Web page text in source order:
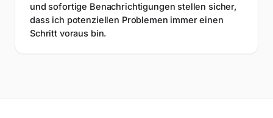
und sofortige Benachrichtigungen stellen sicher,
dass ich potenziellen Problemen immer einen
Schritt voraus bin.